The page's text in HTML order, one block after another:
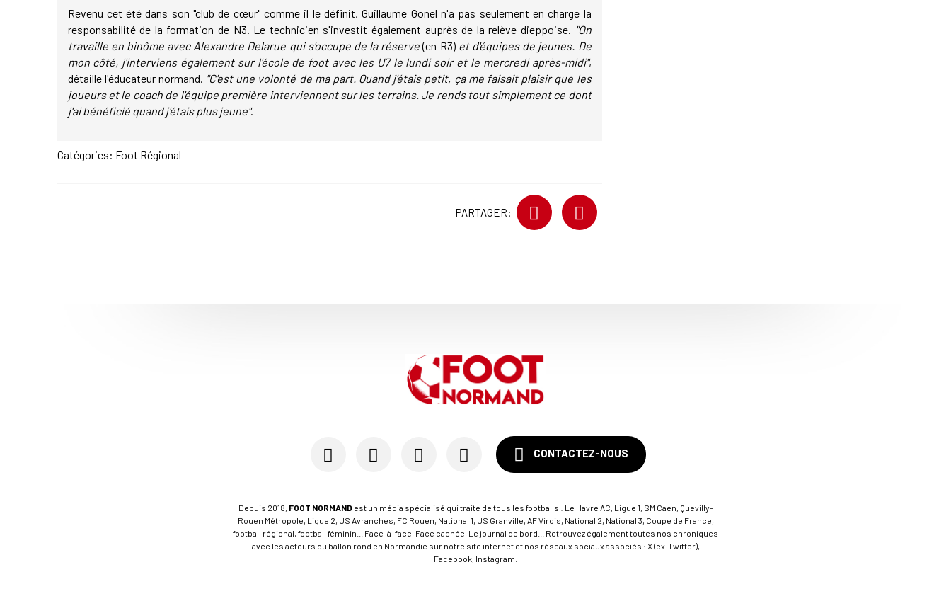
Revenu cet été dans son "club de cœur" comme il le définit, Guillaume Gonel n'a pas seulement en charge la
responsabilité de la formation de N3. Le technicien s'investit également auprès de la relève dieppoise. "On
travaille en binôme avec Alexandre Delarue qui s'occupe de la réserve(en R3)et d'équipes de jeunes. De
mon côté, j'interviens également sur l'école de foot avec les U7 le lundi soir et le mercredi après-midi",
détaille l'éducateur normand. "C'est une volonté de ma part. Quand j'étais petit, ça me faisait plaisir que les
joueurs et le coach de l'équipe première interviennent sur les terrains. Je rends tout simplement ce dont
j'ai bénéficié quand j'étais plus jeune".
Catégories: Foot Régional
PARTAGER:
CONTACTEZ-NOUS
Depuis 2018, FOOT NORMAND est un média spécialisé qui traite de tous les footballs : Le Havre AC, Ligue 1, SM Caen, Quevilly-
Rouen Métropole, Ligue 2, US Avranches, FC Rouen, National 1, US Granville, AF Virois, National 2, National 3, Coupe de France,
football régional, football féminin... Face-à-face, Face cachée, Le journal de bord... Retrouvez également toutes nos chroniques
avec les acteurs du ballon rond en Normandie sur notre site internet et nos réseaux sociaux associés : X (ex-Twitter),
Facebook, Instagram.